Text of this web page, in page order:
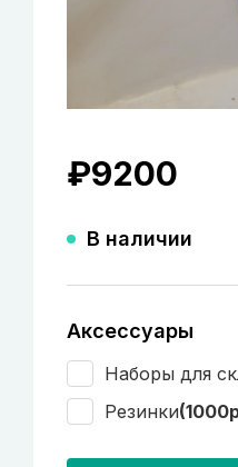
₽9200
В наличии
Аксессуары
Наборы для
Резинки